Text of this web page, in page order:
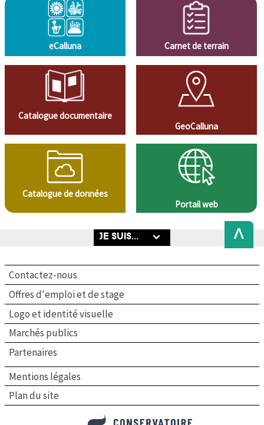
eCalluna Carnet de terrain
Catalogue documentaire
GeoCalluna
Catalogue de données
Portail web
Conservatoire botanique national de Brest
Contactez-nous
Offres d'emploi et de stage
Logo et identité visuelle
Marchés publics
Partenaires
Mentions légales
Plan du site
Back
to
Top